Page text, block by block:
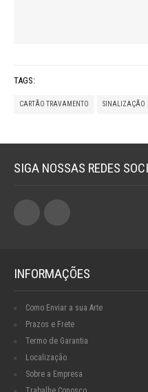
TAGS:
CARTÃO TRAVAMENTO SINALIZAÇÃO
SIGA NOSSAS REDES
INFORMAÇÕES
Como Enviar a sua Arte
Prazos e Frete
Termo de Garantia
Localização
Sobre a Empresa